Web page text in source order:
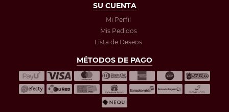
SU CUENTA
Mi Perfil
Mis Pedidos
Lista de Deseos
MÉTODOS DE PAGO